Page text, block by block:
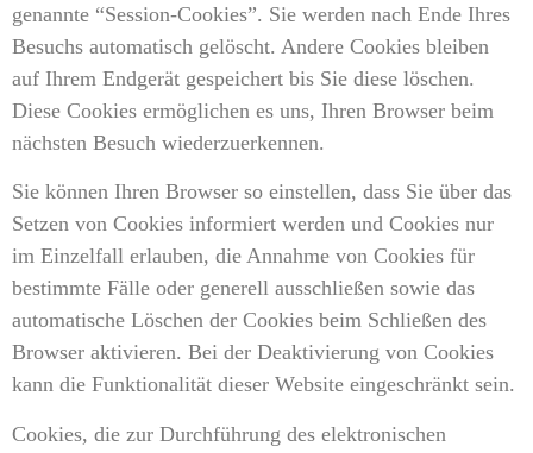
genannte “Session-Cookies”. Sie werden nach Ende Ihres
Besuchs automatisch gelöscht. Andere Cookies bleiben
auf Ihrem Endgerät gespeichert bis Sie diese löschen.
Diese Cookies ermöglichen es uns, Ihren Browser beim
nächsten Besuch wiederzuerkennen.
Sie können Ihren Browser so einstellen, dass Sie über das
Setzen von Cookies informiert werden und Cookies nur
im Einzelfall erlauben, die Annahme von Cookies für
bestimmte Fälle oder generell ausschließen sowie das
automatische Löschen der Cookies beim Schließen des
Browser aktivieren. Bei der Deaktivierung von Cookies
kann die Funktionalität dieser Website eingeschränkt sein.
Cookies, die zur Durchführung des elektronischen